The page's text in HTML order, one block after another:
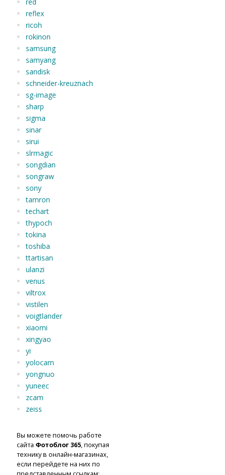
reflex
ricoh
rokinon
samsung
samyang
sandisk
schneider-kreuznach
sg-image
sharp
sigma
sinar
sirui
slrmagic
songdian
songraw
sony
tamron
techart
thypoch
tokina
toshiba
ttartisan
ulanzi
venus
viltrox
vistilen
voigtlander
xiaomi
xingyao
yi
yolocam
yongnuo
yuneec
zcam
zeiss
Вы можете помочь работе
сайта Фотоблог 365, покупая
технику в онлайн-магазинах,
если перейдете на них по